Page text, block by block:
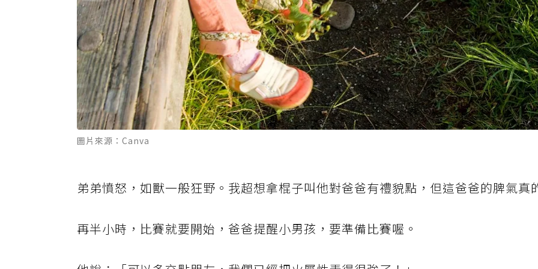
圖片來源：Canva
弟弟憤怒，如獸一般狂野。我超想拿棍子叫他對爸爸有禮貌點，但這爸爸的脾氣真
再半小時，比賽就要開始，爸爸提醒小男孩，要準備比賽喔。